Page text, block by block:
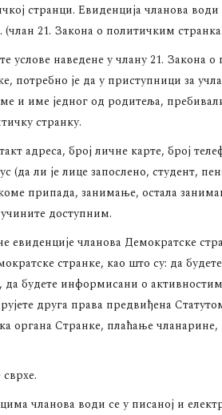
странци. Евиденција чланова
(члан 21. Закона о политичким
услове наведене у члану 21. Закона
потребно је да у приступници за
и име једног од родитеља,
странку.
адреса, број личне карте, број
(да ли је лице запослено, студент,
припада, занимање, остала
доступним.
чланова Демократске
странке, као што су: да
да будете информисани о
друга права предвиђена
органа Странке, плаћање чланарине,
чланова води се у писаној и